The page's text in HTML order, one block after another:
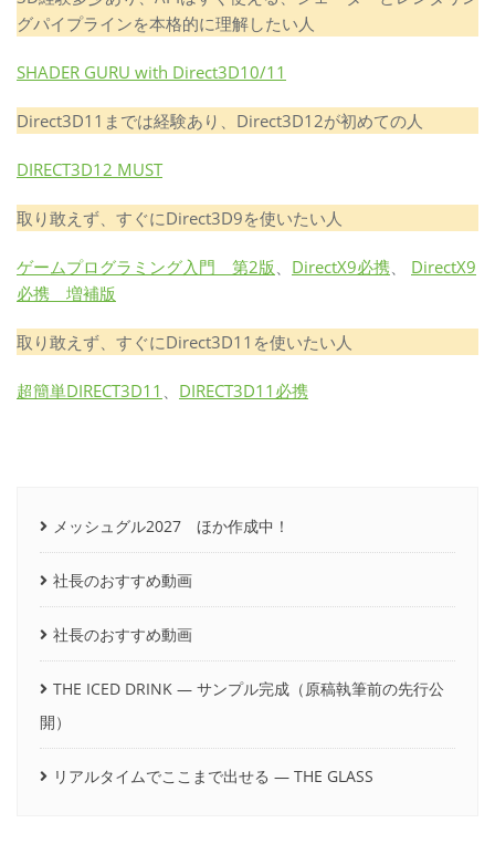
グパイプラインを本格的に理解したい人
SHADER GURU with Direct3D10/11
Direct3D11までは経験あり、Direct3D12が初めての人
DIRECT3D12 MUST
取り敢えず、すぐにDirect3D9を使いたい人
ゲームプログラミング入門 第2版、 DirectX9必携、 DirectX9
必携 増補版
取り敢えず、すぐにDirect3D11を使いたい人
超簡単DIRECT3D11 、 DIRECT3D11必携
メッシュグル2027 ほか作成中！
社長のおすすめ動画
社長のおすすめ動画
THE ICED DRINK ― サンプル完成（原稿執筆前の先行公
開）
リアルタイムでここまで出せる ― THE GLASS